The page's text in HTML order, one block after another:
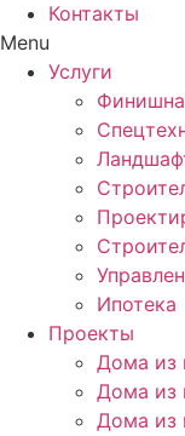
Контакты
Menu
Услуги
Ипотека
Проекты
Дома из
Дома из
Дома из